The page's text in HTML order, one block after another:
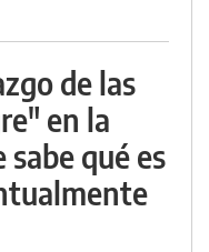
de las
en la
qué es